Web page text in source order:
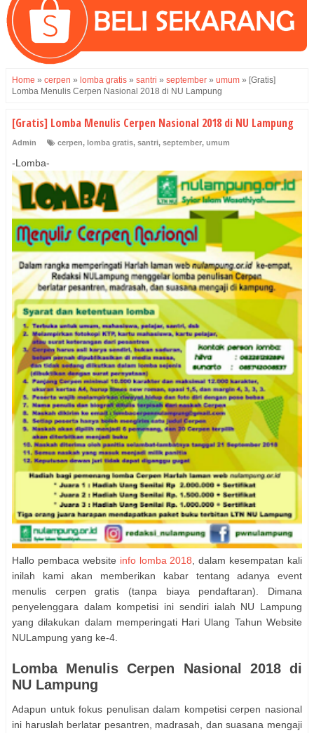
Home » cerpen » lomba gratis » santri » september » umum » [Gratis]
Lomba Menulis Cerpen Nasional 2018 di NU Lampung
[Gratis] Lomba Menulis Cerpen Nasional 2018 di NU Lampung
Admin cerpen, lomba gratis, santri, september, umum
-Lomba-
Hallo pembaca website info lomba 2018 , dalam kesempatan kali
inilah kami akan memberikan kabar tentang adanya event
menulis cerpen gratis (tanpa biaya pendaftaran). Dimana
penyelenggara dalam kompetisi ini sendiri ialah NU Lampung
yang dilakukan dalam memperingati Hari Ulang Tahun Website
NULampung yang ke-4.
Lomba Menulis Cerpen Nasional 2018 di
NU Lampung
Adapun untuk fokus penulisan dalam kompetisi cerpen nasional
ini haruslah berlatar pesantren, madrasah, dan suasana mengaji